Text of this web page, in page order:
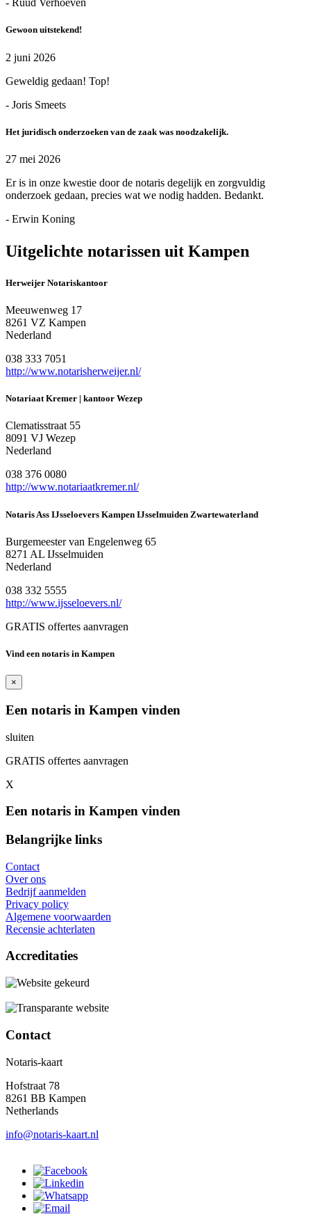
- Ruud Verhoeven
Gewoon uitstekend!
2 juni 2026
Geweldig gedaan! Top!
- Joris Smeets
Het juridisch onderzoeken van de zaak was noodzakelijk.
27 mei 2026
Er is in onze kwestie door de notaris degelijk en zorgvuldig
onderzoek gedaan, precies wat we nodig hadden. Bedankt.
- Erwin Koning
Uitgelichte notarissen uit Kampen
Herweijer Notariskantoor
Meeuwenweg 17
8261 VZ Kampen
Nederland
038 333 7051
http://www.notarisherweijer.nl/
Notariaat Kremer | kantoor Wezep
Clematisstraat 55
8091 VJ Wezep
Nederland
038 376 0080
http://www.notariaatkremer.nl/
Notaris Ass IJsseloevers Kampen IJsselmuiden Zwartewaterland
Burgemeester van Engelenweg 65
8271 AL IJsselmuiden
Nederland
038 332 5555
http://www.ijsseloevers.nl/
GRATIS offertes aanvragen
Vind een notaris in Kampen
×
Een notaris in Kampen vinden
sluiten
GRATIS offertes aanvragen
X
Een notaris in Kampen vinden
Belangrijke links
Contact
Over ons
Bedrijf aanmelden
Privacy policy
Algemene voorwaarden
Recensie achterlaten
Accreditaties
Contact
Notaris-kaart
Hofstraat 78
8261 BB Kampen
Netherlands
info@notaris-kaart.nl